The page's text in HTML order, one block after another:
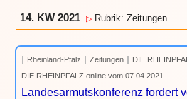
14. KW 2021 ▷ Rubrik: Zeitungen
Rheinland-Pfalz Zeitungen DIE
DIE RHEINPFALZ online vom 07.04.2021
Landesarmutskonferenz fordert